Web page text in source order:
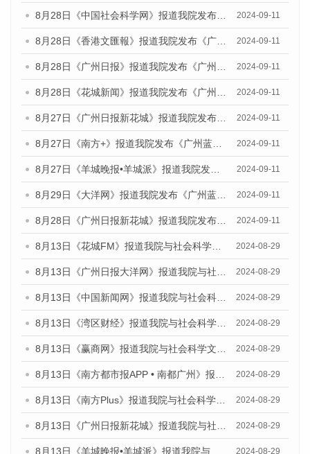
8月28日《中国社会科学网》报道我院发布《广州蓝皮书：广州城市国际化发展报告（2024）》的媒体文章 2024-09-11
8月28日《香港文匯報》报道我院发布《广州蓝皮书：广州城市国际化发展报告（2024）》的媒体文章 2024-09-11
8月28日《广州日报》报道我院发布《广州蓝皮书：广州城市国际化发展报告（2024）》的媒体文章 2024-09-11
8月28日《花城新闻》报道我院发布《广州蓝皮书：广州城市国际化发展报告（2024）》的媒体文章 2024-09-11
8月27日《广州日报新花城》报道我院发布《广州蓝皮书：广州城市国际化发展报告（2024）》的媒体文章 2024-09-11
8月27日《南方+》报道我院发布《广州蓝皮书：广州城市国际化发展报告（2024）》的媒体文章 2024-09-11
8月27日《羊城晚报•羊城派》报道我院发布《广州蓝皮书：广州城市国际化发展报告（2024）》的媒体文章 2024-09-11
8月29日《大洋网》报道我院发布《广州蓝皮书：广州城市国际化发展报告（2024）》的媒体文章 2024-09-11
8月28日《广州日报新花城》报道我院发布《广州蓝皮书：广州城市国际化发展报告（2024）》的媒体文章 2024-09-11
8月13日《花城FM》报道我院与社会科学文献出版社联合发布的《广州蓝皮书：广州国际商贸中心发展报告（2024）》媒体文章 2024-08-29
8月13日《广州日报大洋网》报道我院与社会科学文献出版社联合发布的《广州蓝皮书：广州国际商贸中心发展报告（2024）》媒体文章 2024-08-29
8月13日《中国新闻网》报道我院与社会科学文献出版社联合发布的《广州蓝皮书：广州国际商贸中心发展报告（2024）》媒体文章 2024-08-29
8月13日《湾区财经》报道我院与社会科学文献出版社联合发布的《广州蓝皮书：广州国际商贸中心发展报告（2024）》媒体文章 2024-08-29
8月13日《赢商网》报道我院与社会科学文献出版社联合发布的《广州蓝皮书：广州国际商贸中心发展报告（2024）》媒体文章 2024-08-29
8月13日《南方都市报APP • 南都广州》报道我院与社会科学文献出版社联合发布的《广州蓝皮书：广州国际商贸中心发展报告（2024）》媒体文章 2024-08-29
8月13日《南方Plus》报道我院与社会科学文献出版社联合发布的《广州蓝皮书：广州国际商贸中心发展报告（2024）》媒体文章 2024-08-29
8月13日《广州日报新花城》报道我院与社会科学文献出版社联合发布的《广州蓝皮书：广州国际商贸中心发展报告（2024）》媒体文章 2024-08-29
2024-08-29